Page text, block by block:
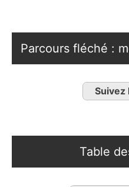
Parcours fléché :
Suivez
Table